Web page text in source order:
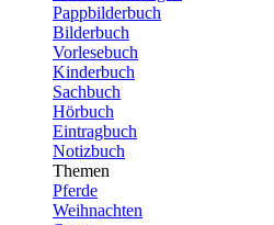
Pappbilderbuch
Bilderbuch
Vorlesebuch
Kinderbuch
Sachbuch
Hörbuch
Eintragbuch
Notizbuch
Themen
Pferde
Weihnachten